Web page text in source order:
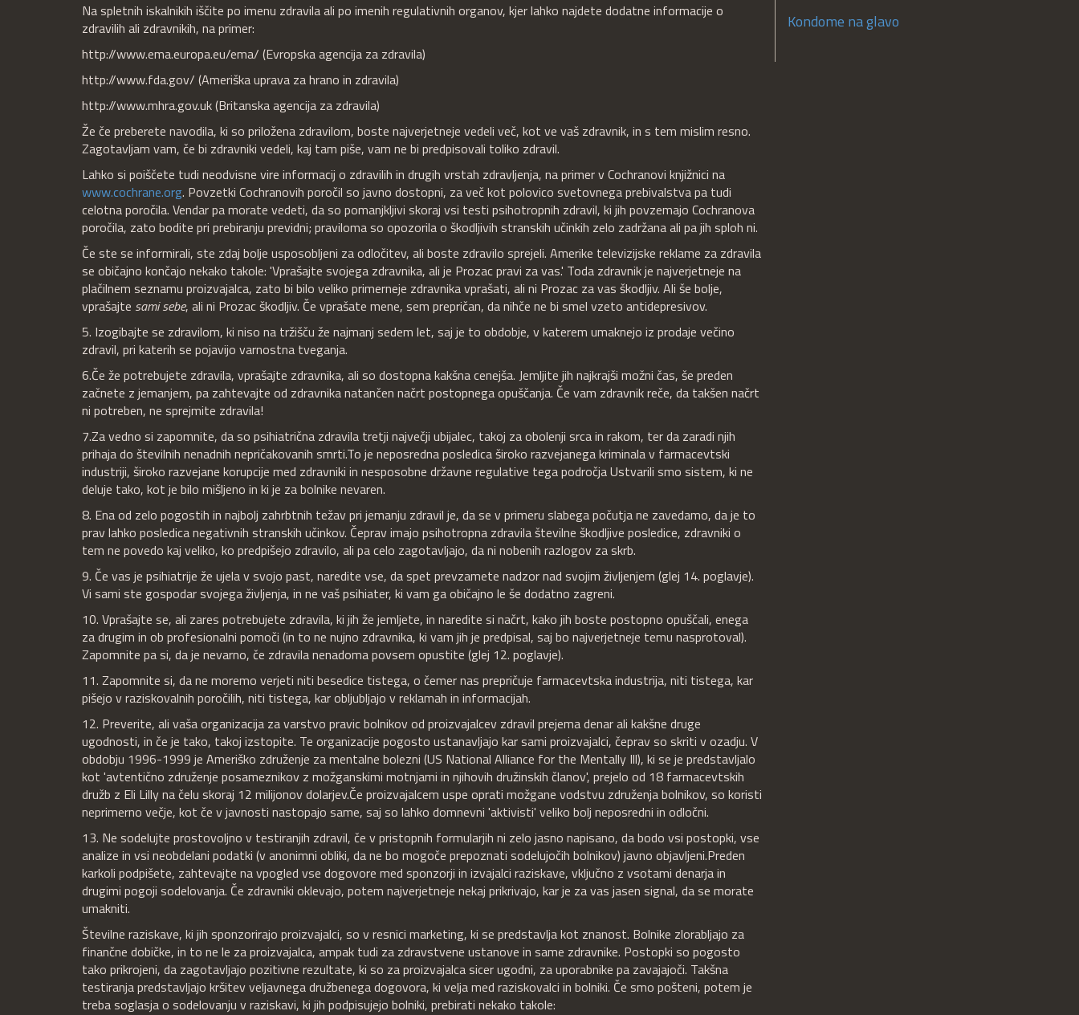
Na spletnih iskalnikih iščite po imenu zdravila ali po imenih regulativnih organov, kjer lahko najdete dodatne informacije o
zdravilih ali zdravnikih, na primer:
http://www.ema.europa.eu/ema/ (Evropska agencija za zdravila)
http://www.fda.gov/ (Ameriška uprava za hrano in zdravila)
http://www.mhra.gov.uk (Britanska agencija za zdravila)
Že če preberete navodila, ki so priložena zdravilom, boste najverjetneje vedeli več, kot ve vaš zdravnik, in s tem mislim resno.
Zagotavljam vam, če bi zdravniki vedeli, kaj tam piše, vam ne bi predpisovali toliko zdravil.
Lahko si poiščete tudi neodvisne vire informacij o zdravilih in drugih vrstah zdravljenja, na primer v Cochranovi knjižnici na
www.cochrane.org. Povzetki Cochranovih poročil so javno dostopni, za več kot polovico svetovnega prebivalstva pa tudi
celotna poročila. Vendar pa morate vedeti, da so pomanjkljivi skoraj vsi testi psihotropnih zdravil, ki jih povzemajo Cochranova
poročila, zato bodite pri prebiranju previdni; praviloma so opozorila o škodljivih stranskih učinkih zelo zadržana ali pa jih sploh ni.
Če ste se informirali, ste zdaj bolje usposobljeni za odločitev, ali boste zdravilo sprejeli. Amerike televizijske reklame za zdravila
se običajno končajo nekako takole: 'Vprašajte svojega zdravnika, ali je Prozac pravi za vas.' Toda zdravnik je najverjetneje na
plačilnem seznamu proizvajalca, zato bi bilo veliko primerneje zdravnika vprašati, ali ni Prozac za vas škodljiv. Ali še bolje,
vprašajte sami sebe, ali ni Prozac škodljiv. Če vprašate mene, sem prepričan, da nihče ne bi smel vzeto antidepresivov.
5. Izogibajte se zdravilom, ki niso na tržišču že najmanj sedem let, saj je to obdobje, v katerem umaknejo iz prodaje večino
zdravil, pri katerih se pojavijo varnostna tveganja.
6.Če že potrebujete zdravila, vprašajte zdravnika, ali so dostopna kakšna cenejša. Jemljite jih najkrajši možni čas, še preden
začnete z jemanjem, pa zahtevajte od zdravnika natančen načrt postopnega opuščanja. Če vam zdravnik reče, da takšen načrt
ni potreben, ne sprejmite zdravila!
7.Za vedno si zapomnite, da so psihiatrična zdravila tretji največji ubijalec, takoj za obolenji srca in rakom, ter da zaradi njih
prihaja do številnih nenadnih nepričakovanih smrti.To je neposredna posledica široko razvejanega kriminala v farmacevtski
industriji, široko razvejane korupcije med zdravniki in nesposobne državne regulative tega področja Ustvarili smo sistem, ki ne
deluje tako, kot je bilo mišljeno in ki je za bolnike nevaren.
8. Ena od zelo pogostih in najbolj zahrbtnih težav pri jemanju zdravil je, da se v primeru slabega počutja ne zavedamo, da je to
prav lahko posledica negativnih stranskih učinkov. Čeprav imajo psihotropna zdravila številne škodljive posledice, zdravniki o
tem ne povedo kaj veliko, ko predpišejo zdravilo, ali pa celo zagotavljajo, da ni nobenih razlogov za skrb.
9. Če vas je psihiatrije že ujela v svojo past, naredite vse, da spet prevzamete nadzor nad svojim življenjem (glej 14. poglavje).
Vi sami ste gospodar svojega življenja, in ne vaš psihiater, ki vam ga običajno le še dodatno zagreni.
10. Vprašajte se, ali zares potrebujete zdravila, ki jih že jemljete, in naredite si načrt, kako jih boste postopno opuščali, enega
za drugim in ob profesionalni pomoči (in to ne nujno zdravnika, ki vam jih je predpisal, saj bo najverjetneje temu nasprotoval).
Zapomnite pa si, da je nevarno, če zdravila nenadoma povsem opustite (glej 12. poglavje).
11. Zapomnite si, da ne moremo verjeti niti besedice tistega, o čemer nas prepričuje farmacevtska industrija, niti tistega, kar
pišejo v raziskovalnih poročilih, niti tistega, kar obljubljajo v reklamah in informacijah.
12. Preverite, ali vaša organizacija za varstvo pravic bolnikov od proizvajalcev zdravil prejema denar ali kakšne druge
ugodnosti, in če je tako, takoj izstopite. Te organizacije pogosto ustanavljajo kar sami proizvajalci, čeprav so skriti v ozadju. V
obdobju 1996-1999 je Ameriško združenje za mentalne bolezni (US National Alliance for the Mentally Ill), ki se je predstavljalo
kot 'avtentično združenje posameznikov z možganskimi motnjami in njihovih družinskih članov', prejelo od 18 farmacevtskih
družb z Eli Lilly na čelu skoraj 12 milijonov dolarjev.Če proizvajalcem uspe oprati možgane vodstvu združenja bolnikov, so koristi
neprimerno večje, kot če v javnosti nastopajo same, saj so lahko domnevni 'aktivisti' veliko bolj neposredni in odločni.
13. Ne sodelujte prostovoljno v testiranjih zdravil, če v pristopnih formularjih ni zelo jasno napisano, da bodo vsi postopki, vse
analize in vsi neobdelani podatki (v anonimni obliki, da ne bo mogoče prepoznati sodelujočih bolnikov) javno objavljeni.Preden
karkoli podpišete, zahtevajte na vpogled vse dogovore med sponzorji in izvajalci raziskave, vključno z vsotami denarja in
drugimi pogoji sodelovanja. Če zdravniki oklevajo, potem najverjetneje nekaj prikrivajo, kar je za vas jasen signal, da se morate
umakniti.
Številne raziskave, ki jih sponzorirajo proizvajalci, so v resnici marketing, ki se predstavlja kot znanost. Bolnike zlorabljajo za
finančne dobičke, in to ne le za proizvajalca, ampak tudi za zdravstvene ustanove in same zdravnike. Postopki so pogosto
tako prikrojeni, da zagotavljajo pozitivne rezultate, ki so za proizvajalca sicer ugodni, za uporabnike pa zavajajoči. Takšna
testiranja predstavljajo kršitev veljavnega družbenega dogovora, ki velja med raziskovalci in bolniki. Če smo pošteni, potem je
treba soglasja o sodelovanju v raziskavi, ki jih podpisujejo bolniki, prebirati nekako takole:
Kondome na glavo